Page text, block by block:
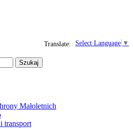
Select Language ▼
Translate:
Szukaj
Małoletnich
transport